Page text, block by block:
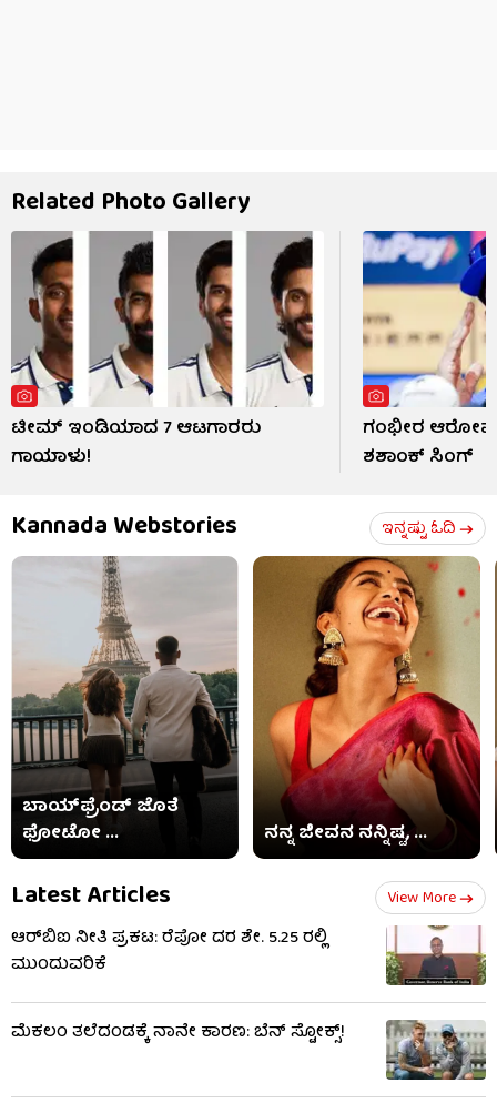
Related Photo Gallery
ಟೀಮ್ ಇಂಡಿಯಾದ 7 ಆಟಗಾರರು
ಗಾಯಾಳು!
ಗಂಭೀರ
ಶಶಾಂಕ್ ಸಿಂಗ್
Kannada Webstories ಇನ್ನಷ್ಟು ಓದಿ
ಬಾಯ್​​ಫ್ರೆಂಡ್ ಜೊತೆ
ಫೋಟೋ ...
ನನ್ನ ಜೀವನ ನನ್ನಿಷ್ಟ, ...
Latest Articles View More
ಆರ್‌ಬಿಐ ನೀತಿ ಪ್ರಕಟ: ರೆಪೋ ದರ ಶೇ. 5.25 ರಲ್ಲಿ
ಮುಂದುವರಿಕೆ
ಮೆಕಲಂ ತಲೆದಂಡಕ್ಕೆ ನಾನೇ ಕಾರಣ: ಬೆನ್ ಸ್ಟೋಕ್ಸ್!